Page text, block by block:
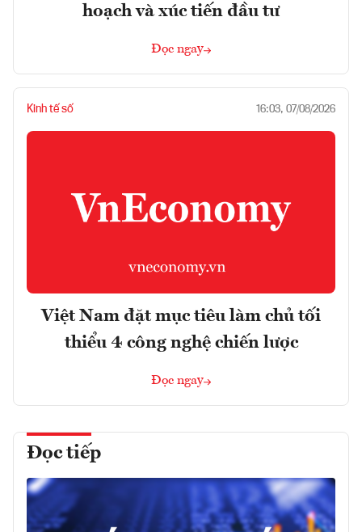
hoạch và xúc tiến đầu tư
Đọc ngay
Kinh tế số 16:03, 07/08/2026
Việt Nam đặt mục tiêu làm chủ tối
thiểu 4 công nghệ chiến lược
Đọc ngay
Đọc tiếp